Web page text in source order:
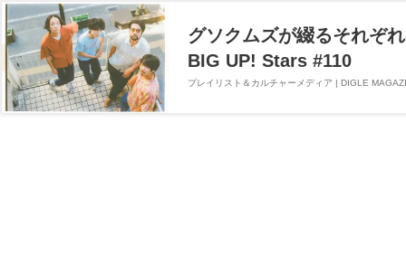
グソクムズが綴るそれぞ
BIG UP! Stars #110
プレイリスト＆カルチャーメディア | DIGLE